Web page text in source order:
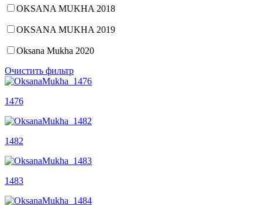
OKSANA MUKHA 2018
OKSANA MUKHA 2019
Oksana Mukha 2020
Очистить фильтр
1476
1482
1483